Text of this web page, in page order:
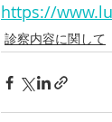
https://
診察内容に関して